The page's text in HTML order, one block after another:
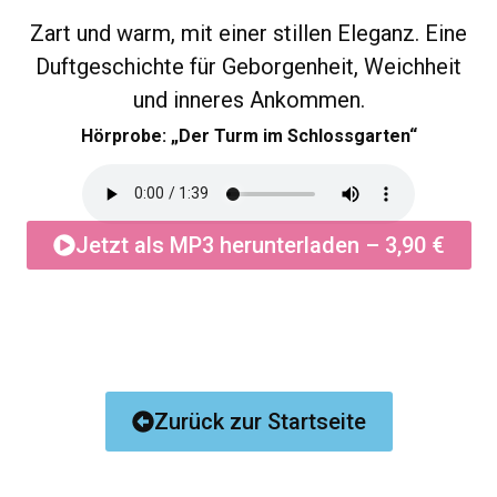
Zart und warm, mit einer stillen Eleganz. Eine
Duftgeschichte für Geborgenheit, Weichheit
und inneres Ankommen.
Hörprobe: „Der Turm im Schlossgarten“
Jetzt als MP3 herunterladen – 3,90 €
Zurück zur Startseite